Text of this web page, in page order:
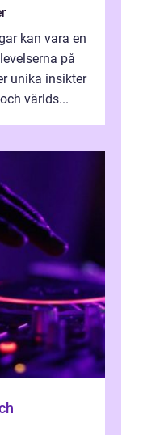
kan vara en
på
unika insikter
världs...